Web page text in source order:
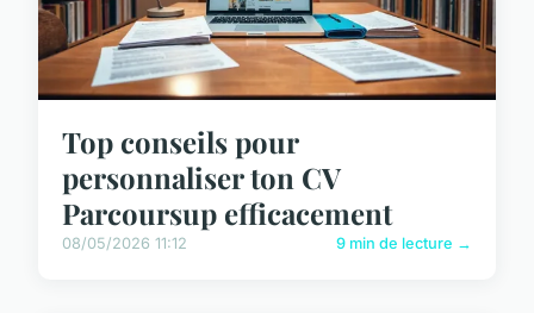
Top conseils pour
personnaliser ton CV
Parcoursup efficacement
08/05/2026 11:12 9 min de lecture →